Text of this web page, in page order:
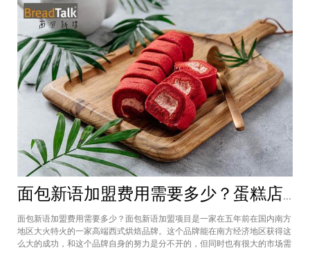
面包新语加盟费用需要多少？蛋糕店加盟费用太高了吗？
面包新语加盟费用需要多少？面包新语加盟项目是一家在五年前在国内南方
地区大火特火的一家高端西式烘焙品牌。这个品牌能在南方经济地区获得这
么大的成功，和这个品牌自身的努力是分不开的，但同时也有很大的市场需